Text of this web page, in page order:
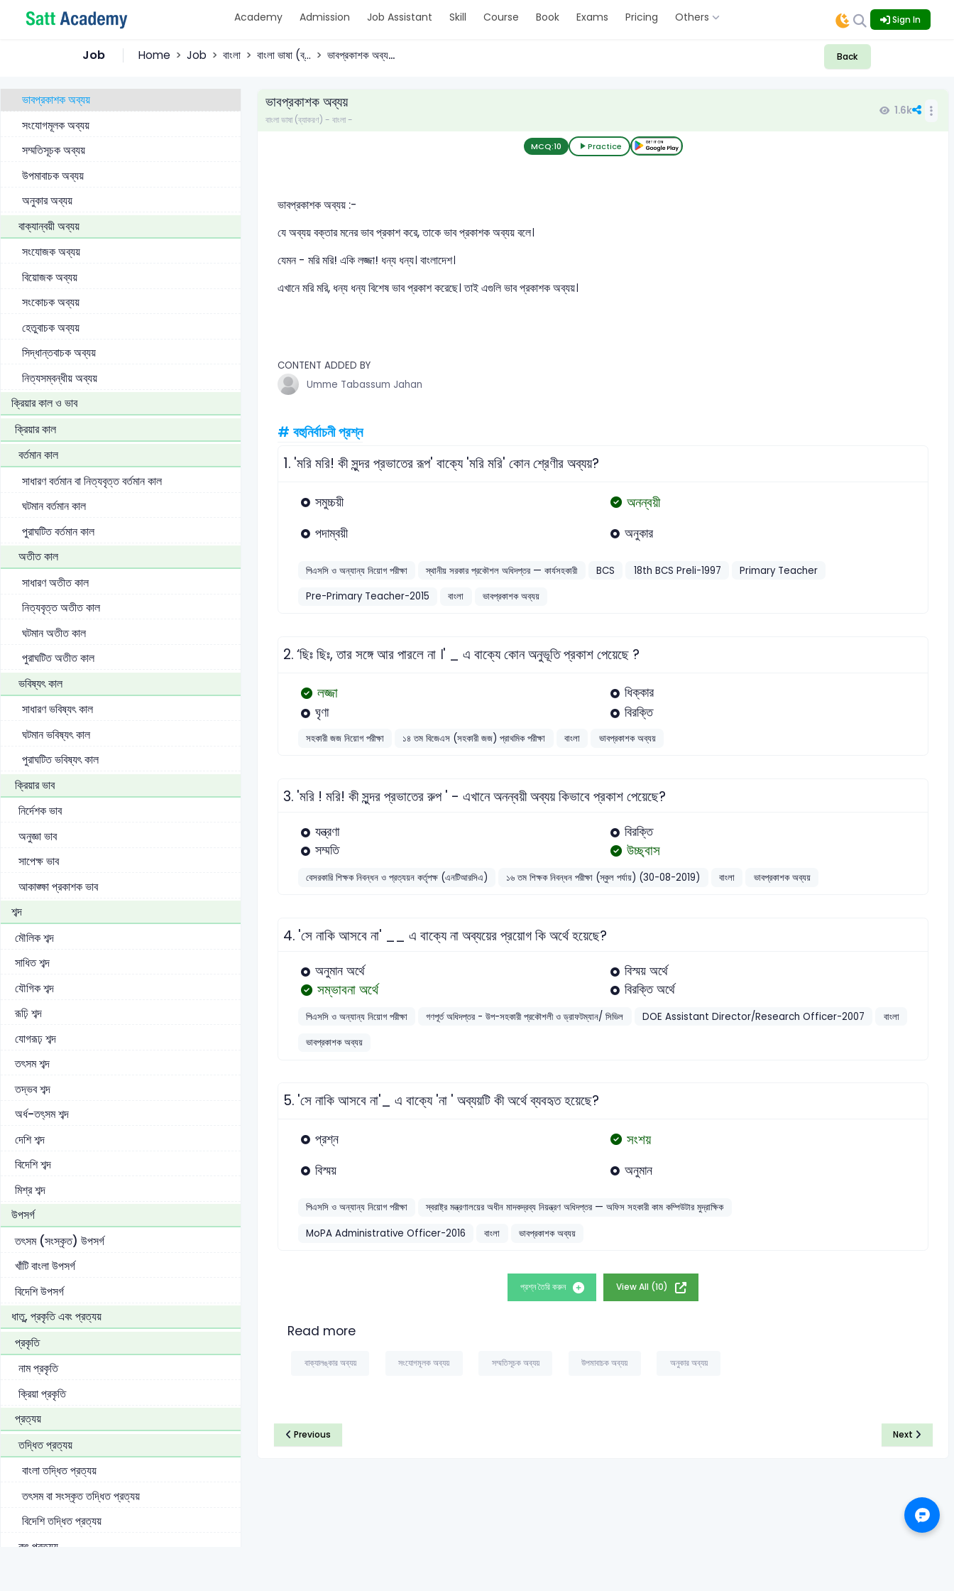
Academy Admission Job Assistant Skill Course Book Exams Pricing Others Sign In
Job Home Job বাংলা বাংলা ভাষা (ব্... ভাবপ্রকাশক অব্য... Back
পদান্বয়ী অব্যয়
ভাবপ্রকাশক অব্যয়
সংযোগমূলক অব্যয়
সম্মতিসূচক অব্যয়
উপমাবাচক অব্যয়
অনুকার অব্যয়
বাক্যান্বয়ী অব্যয়
সংযোজক অব্যয়
বিয়োজক অব্যয়
সংকোচক অব্যয়
হেতুবাচক অব্যয়
সিদ্ধান্তবাচক অব্যয়
নিত্যসম্বন্ধীয় অব্যয়
ক্রিয়ার কাল ও ভাব
ক্রিয়ার কাল
বর্তমান কাল
সাধারণ বর্তমান বা নিত্যবৃত্ত বর্তমান কাল
ঘটমান বর্তমান কাল
পুরাঘটিত বর্তমান কাল
অতীত কাল
সাধারণ অতীত কাল
নিত্যবৃত্ত অতীত কাল
ঘটমান অতীত কাল
পুরাঘটিত অতীত কাল
ভবিষ্যৎ কাল
সাধারণ ভবিষ্যৎ কাল
ঘটমান ভবিষ্যৎ কাল
পুরাঘটিত ভবিষ্যৎ কাল
ক্রিয়ার ভাব
নির্দেশক ভাব
অনুজ্ঞা ভাব
সাপেক্ষ ভাব
আকাঙ্ক্ষা প্রকাশক ভাব
শব্দ
মৌলিক শব্দ
সাধিত শব্দ
যৌগিক শব্দ
রূঢ়ি শব্দ
যোগরূঢ় শব্দ
তৎসম শব্দ
তদ্ভব শব্দ
অর্ধ-তৎ্সম শব্দ
দেশি শব্দ
বিদেশি শব্দ
মিশ্র শব্দ
উপসর্গ
তৎসম (সংস্কৃত) উপসর্গ
খাঁটি বাংলা উপসর্গ
বিদেশি উপসর্গ
ধাতু, প্রকৃতি এবং প্রত্যয়
প্রকৃতি
নাম প্রকৃতি
ক্রিয়া প্রকৃতি
প্রত্যয়
তদ্ধিত প্রত্যয়
বাংলা তদ্ধিত প্রত্যয়
তৎসম বা সংস্কৃত তদ্ধিত প্রত্যয়
বিদেশি তদ্ধিত প্রত্যয়
কৃৎ প্রত্যয়
ভাবপ্রকাশক অব্যয়
বাংলা ভাষা (ব্যাকরণ) - বাংলা -
1.6k
MCQ:10 Practice
ভাবপ্রকাশক অব্যয় :-
যে অব্যয় বক্তার মনের ভাব প্রকাশ করে, তাকে ভাব প্রকাশক অব্যয় বলে।
যেমন - মরি মরি! একি লজ্জা! ধন্য ধন্য। বাংলাদেশ।
এখানে মরি মরি, ধন্য ধন্য বিশেষ ভাব প্রকাশ করেছে। তাই এগুলি ভাব প্রকাশক অব্যয়।
CONTENT ADDED BY
Umme Tabassum Jahan
# বহুনির্বাচনী প্রশ্ন
1. 'মরি মরি! কী সুন্দর প্রভাতের রূপ' বাক্যে 'মরি মরি' কোন শ্রেণীর অব্যয়?
সমুচ্চয়ী অনন্বয়ী
পদাম্বয়ী অনুকার
পিএসসি ও অন্যান্য নিয়োগ পরীক্ষা স্থানীয় সরকার প্রকৌশল অধিদপ্তর — কার্যসহকারী BCS 18th BCS Preli-1997
Primary Teacher
Pre-Primary Teacher-2015
বাংলা ভাবপ্রকাশক অব্যয়
2.‘ছিঃ ছিঃ, তার সঙ্গে আর পারলে না ।' _ এ বাক্যে কোন অনুভূতি প্রকাশ পেয়েছে ?
লজ্জা
ধিক্কার
ঘৃণা
বিরক্তি
সহকারী জজ নিয়োগ পরীক্ষা ১৪ তম বিজেএস (সহকারী জজ) প্রাথমিক পরীক্ষা বাংলা ভাবপ্রকাশক অব্যয়
3. 'মরি ! মরি! কী সুন্দর প্রভাতের রুপ ' - এখানে অনন্বয়ী অব্যয় কিভাবে প্রকাশ পেয়েছে?
যন্ত্রণা
বিরক্তি
সম্মতি
উচ্ছ্বাস
বেসরকারি শিক্ষক নিবন্ধন ও প্রত্যয়ন কর্তৃপক্ষ (এনটিআরসিএ) ১৬ তম শিক্ষক নিবন্ধন পরীক্ষা (স্কুল পর্যায়) (30-08-2019) বাংলা ভাবপ্রকাশক অব্যয়
4. 'সে নাকি আসবে না' __ এ বাক্যে না অব্যয়ের প্রয়োগ কি অর্থে হয়েছে?
অনুমান অর্থে বিস্ময় অর্থে
সম্ভাবনা অর্থে বিরক্তি অর্থে
পিএসসি ও অন্যান্য নিয়োগ পরীক্ষা গণপূর্ত অধিদপ্তর - উপ-সহকারী প্রকৌশলী ও ড্রাফটম্যান/ সিভিল DOE Assistant Director/Research Officer-2007
বাংলা
ভাবপ্রকাশক অব্যয়
5. 'সে নাকি আসবে না'_ এ বাক্যে 'না ' অব্যয়টি কী অর্থে ব্যবহৃত হয়েছে?
প্রশ্ন সংশয়
বিস্ময় অনুমান
পিএসসি ও অন্যান্য নিয়োগ পরীক্ষা
স্বরাষ্ট্র মন্ত্রণালয়ের অধীন মাদকদ্রব্য নিয়ন্ত্রণ অধিদপ্তর — অফিস সহকারী কাম কম্পিউটার মুদ্রাক্ষিক
MoPA Administrative Officer-2016
বাংলা ভাবপ্রকাশক অব্যয়
প্রশ্ন তৈরি করুন View All (10)
Read more
বাক্যালঙ্কার অব্যয় সংযোগমূলক অব্যয় সম্মতিসূচক অব্যয় উপমাবাচক অব্যয় অনুকার অব্যয়
Previous Next